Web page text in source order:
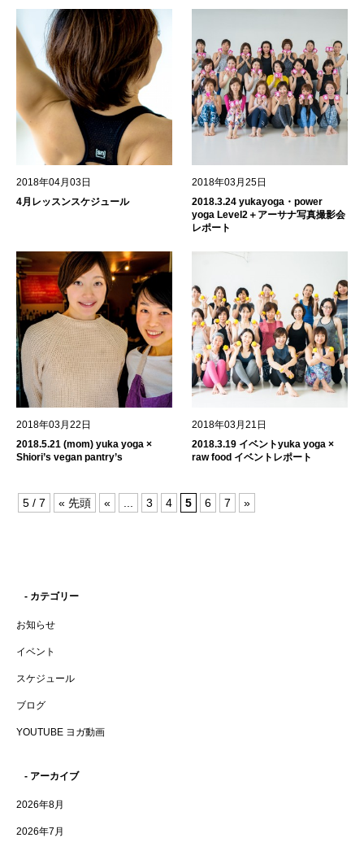
2018年04月03日
4月レッスンスケジュール
2018年03月25日
2018.3.24 yukayoga・power
yoga Level2＋アーサナ写真撮影会
レポート
2018年03月22日
2018.5.21 (mom) yuka yoga ×
Shiori’s vegan pantry’s
2018年03月21日
2018.3.19 イベントyuka yoga ×
raw food イベントレポート
5 / 7 « 先頭 « 3 4 5 6 7 »
- カテゴリー
お知らせ
イベント
スケジュール
ブログ
YOUTUBE ヨガ動画
- アーカイブ
2026年8月
2026年7月